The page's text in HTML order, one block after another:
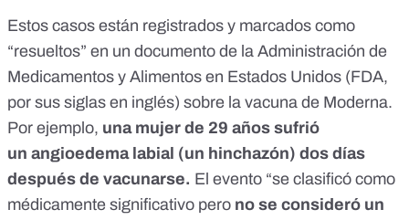
Estos casos están registrados y marcados como
“resueltos” en un documento de la Administración de
Medicamentos y Alimentos en Estados Unidos (FDA,
por sus siglas en inglés) sobre la vacuna de Moderna.
Por ejemplo, una mujer de 29 años sufrió
un angioedema labial (un hinchazón) dos días
después de vacunarse. El evento “se clasificó como
médicamente significativo pero no se consideró un